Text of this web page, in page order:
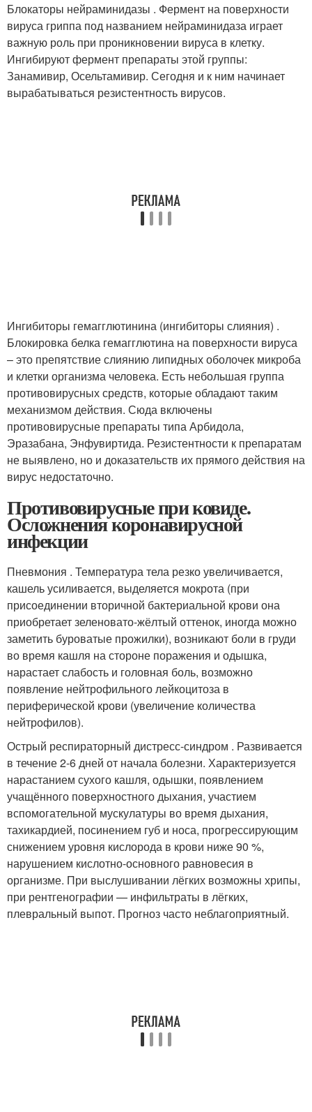
Блокаторы нейраминидазы . Фермент на поверхности
вируса гриппа под названием нейраминидаза играет
важную роль при проникновении вируса в клетку.
Ингибируют фермент препараты этой группы:
Занамивир, Осельтамивир. Сегодня и к ним начинает
вырабатываться резистентность вирусов.
Ингибиторы гемагглютинина (ингибиторы слияния) .
Блокировка белка гемагглютина на поверхности вируса
– это препятствие слиянию липидных оболочек микроба
и клетки организма человека. Есть небольшая группа
противовирусных средств, которые обладают таким
механизмом действия. Сюда включены
противовирусные препараты типа Арбидола,
Эразабана, Энфувиртида. Резистентности к препаратам
не выявлено, но и доказательств их прямого действия на
вирус недостаточно.
Противовирусные при ковиде.
Осложнения коронавирусной
инфекции
Пневмония . Температура тела резко увеличивается,
кашель усиливается, выделяется мокрота (при
присоединении вторичной бактериальной крови она
приобретает зеленовато-жёлтый оттенок, иногда можно
заметить буроватые прожилки), возникают боли в груди
во время кашля на стороне поражения и одышка,
нарастает слабость и головная боль, возможно
появление нейтрофильного лейкоцитоза в
периферической крови (увеличение количества
нейтрофилов).
Острый респираторный дистресс-синдром . Развивается
в течение 2-6 дней от начала болезни. Характеризуется
нарастанием сухого кашля, одышки, появлением
учащённого поверхностного дыхания, участием
вспомогательной мускулатуры во время дыхания,
тахикардией, посинением губ и носа, прогрессирующим
снижением уровня кислорода в крови ниже 90 %,
нарушением кислотно-основного равновесия в
организме. При выслушивании лёгких возможны хрипы,
при рентгенографии — инфильтраты в лёгких,
плевральный выпот. Прогноз часто неблагоприятный.